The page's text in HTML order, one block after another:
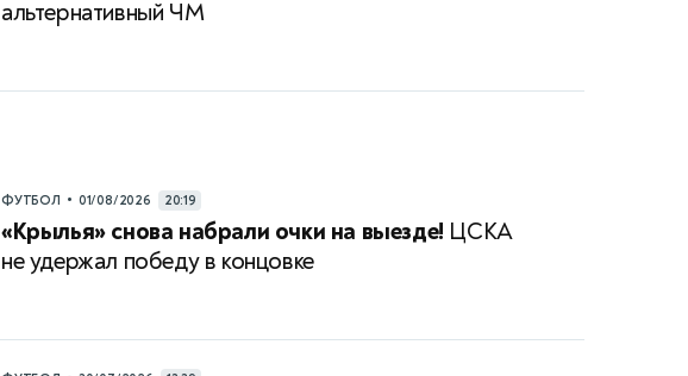
альтернативный ЧМ
ФУТБОЛ • 01/08/2026 20:19
«Крылья» снова набрали очки на выезде! ЦСКА
не удержал победу в концовке